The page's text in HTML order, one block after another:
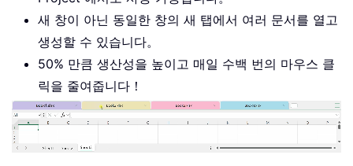
새 창이 아닌 동일한 창의 새 탭에서 여러 문서를 열고
생성할 수 있습니다。
50% 만큼 생산성을 높이고 매일 수백 번의 마우스 클
릭을 줄여줍니다！